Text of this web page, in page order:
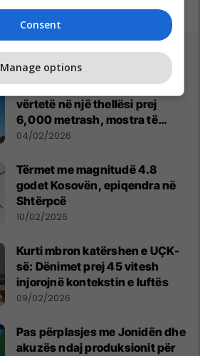
Japonezët gjejnë thesar të
vërtetë në një thellësi prej
6,000 metrash, mostra të
mineraleve të rralla
04/02/2026
Tërmet me magnitudë 4.8
godet Kosovën, epiqendra në
Shtërpcë
10/02/2026
Kurti mbron katërshen e UÇK-
së: Dënimet prej 45 vitesh
injorojnë kontekstin e luftës
09/02/2026
Pas përplasjes me Jonidën dhe
akuzës ndaj produksionit për
Consent
Manage options